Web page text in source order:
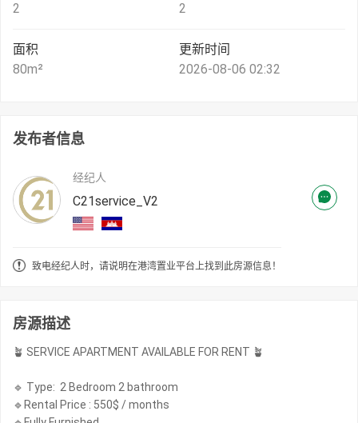
2
2
面积
80m²
更新时间
2026-08-06 02:32
发布者信息
经纪人
C21service_V2
致电经纪人时，请说明在港湾置业平台上找到此房源信息！
房源描述
🪴 SERVICE APARTMENT AVAILABLE FOR RENT 🪴
🔹 Type: 2 Bedroom 2 bathroom
🔹Rental Price : 550$ / months